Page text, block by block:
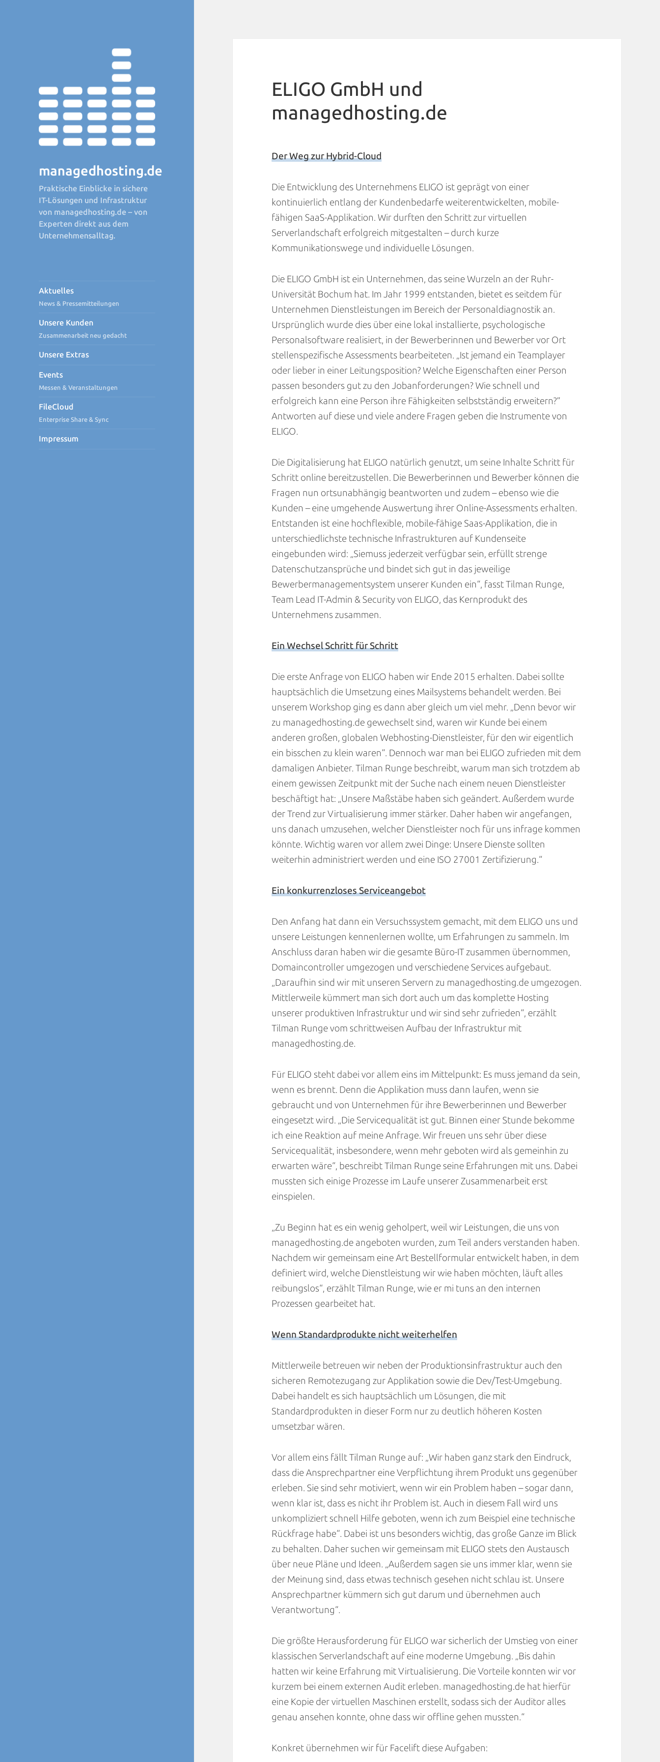
managedhosting.de
Praktische Einblicke in sichere
IT-Lösungen und Infrastruktur
von managedhosting.de – von
Experten direkt aus dem
Unternehmensalltag.
Aktuelles
News & Pressemitteilungen
Unsere Kunden
Zusammenarbeit neu gedacht
Unsere Extras
Events
Messen & Veranstaltungen
FileCloud
Enterprise Share & Sync
Impressum
ELIGO GmbH und
managedhosting.de
Der Weg zur Hybrid-Cloud
Die Entwicklung des Unternehmens ELIGO ist geprägt von einer
kontinuierlich entlang der Kundenbedarfe weiterentwickelten, mobile-
fähigen SaaS-Applikation. Wir durften den Schritt zur virtuellen
Serverlandschaft erfolgreich mitgestalten – durch kurze
Kommunikationswege und individuelle Lösungen.
Die ELIGO GmbH ist ein Unternehmen, das seine Wurzeln an der Ruhr-
Universität Bochum hat. Im Jahr 1999 entstanden, bietet es seitdem für
Unternehmen Dienstleistungen im Bereich der Personaldiagnostik an.
Ursprünglich wurde dies über eine lokal installierte, psychologische
Personalsoftware realisiert, in der Bewerberinnen und Bewerber vor Ort
stellenspezifische Assessments bearbeiteten. „Ist jemand ein Teamplayer
oder lieber in einer Leitungsposition? Welche Eigenschaften einer Person
passen besonders gut zu den Jobanforderungen? Wie schnell und
erfolgreich kann eine Person ihre Fähigkeiten selbstständig erweitern?”
Antworten auf diese und viele andere Fragen geben die Instrumente von
ELIGO.
Die Digitalisierung hat ELIGO natürlich genutzt, um seine Inhalte Schritt für
Schritt online bereitzustellen. Die Bewerberinnen und Bewerber können die
Fragen nun ortsunabhängig beantworten und zudem – ebenso wie die
Kunden – eine umgehende Auswertung ihrer Online-Assessments erhalten.
Entstanden ist eine hochflexible, mobile-fähige Saas-Applikation, die in
unterschiedlichste technische Infrastrukturen auf Kundenseite
eingebunden wird: „Siemuss jederzeit verfügbar sein, erfüllt strenge
Datenschutzansprüche und bindet sich gut in das jeweilige
Bewerbermanagementsystem unserer Kunden ein“, fasst Tilman Runge,
Team Lead IT-Admin & Security von ELIGO, das Kernprodukt des
Unternehmens zusammen.
Ein Wechsel Schritt für Schritt
Die erste Anfrage von ELIGO haben wir Ende 2015 erhalten. Dabei sollte
hauptsächlich die Umsetzung eines Mailsystems behandelt werden. Bei
unserem Workshop ging es dann aber gleich um viel mehr. „Denn bevor wir
zu managedhosting.de gewechselt sind, waren wir Kunde bei einem
anderen großen, globalen Webhosting-Dienstleister, für den wir eigentlich
ein bisschen zu klein waren“. Dennoch war man bei ELIGO zufrieden mit dem
damaligen Anbieter. Tilman Runge beschreibt, warum man sich trotzdem ab
einem gewissen Zeitpunkt mit der Suche nach einem neuen Dienstleister
beschäftigt hat: „Unsere Maßstäbe haben sich geändert. Außerdem wurde
der Trend zur Virtualisierung immer stärker. Daher haben wir angefangen,
uns danach umzusehen, welcher Dienstleister noch für uns infrage kommen
könnte. Wichtig waren vor allem zwei Dinge: Unsere Dienste sollten
weiterhin administriert werden und eine ISO 27001 Zertifizierung.“
Ein konkurrenzloses Serviceangebot
Den Anfang hat dann ein Versuchssystem gemacht, mit dem ELIGO uns und
unsere Leistungen kennenlernen wollte, um Erfahrungen zu sammeln. Im
Anschluss daran haben wir die gesamte Büro-IT zusammen übernommen,
Domaincontroller umgezogen und verschiedene Services aufgebaut.
„Daraufhin sind wir mit unseren Servern zu managedhosting.de umgezogen.
Mittlerweile kümmert man sich dort auch um das komplette Hosting
unserer produktiven Infrastruktur und wir sind sehr zufrieden“, erzählt
Tilman Runge vom schrittweisen Aufbau der Infrastruktur mit
managedhosting.de.
Für ELIGO steht dabei vor allem eins im Mittelpunkt: Es muss jemand da sein,
wenn es brennt. Denn die Applikation muss dann laufen, wenn sie
gebraucht und von Unternehmen für ihre Bewerberinnen und Bewerber
eingesetzt wird. „Die Servicequalität ist gut. Binnen einer Stunde bekomme
ich eine Reaktion auf meine Anfrage. Wir freuen uns sehr über diese
Servicequalität, insbesondere, wenn mehr geboten wird als gemeinhin zu
erwarten wäre“, beschreibt Tilman Runge seine Erfahrungen mit uns. Dabei
mussten sich einige Prozesse im Laufe unserer Zusammenarbeit erst
einspielen.
„Zu Beginn hat es ein wenig geholpert, weil wir Leistungen, die uns von
managedhosting.de angeboten wurden, zum Teil anders verstanden haben.
Nachdem wir gemeinsam eine Art Bestellformular entwickelt haben, in dem
definiert wird, welche Dienstleistung wir wie haben möchten, läuft alles
reibungslos“, erzählt Tilman Runge, wie er mi tuns an den internen
Prozessen gearbeitet hat.
Wenn Standardprodukte nicht weiterhelfen
Mittlerweile betreuen wir neben der Produktionsinfrastruktur auch den
sicheren Remotezugang zur Applikation sowie die Dev/Test-Umgebung.
Dabei handelt es sich hauptsächlich um Lösungen, die mit
Standardprodukten in dieser Form nur zu deutlich höheren Kosten
umsetzbar wären.
Vor allem eins fällt Tilman Runge auf: „Wir haben ganz stark den Eindruck,
dass die Ansprechpartner eine Verpflichtung ihrem Produkt uns gegenüber
erleben. Sie sind sehr motiviert, wenn wir ein Problem haben – sogar dann,
wenn klar ist, dass es nicht ihr Problem ist. Auch in diesem Fall wird uns
unkompliziert schnell Hilfe geboten, wenn ich zum Beispiel eine technische
Rückfrage habe“. Dabei ist uns besonders wichtig, das große Ganze im Blick
zu behalten. Daher suchen wir gemeinsam mit ELIGO stets den Austausch
über neue Pläne und Ideen. „Außerdem sagen sie uns immer klar, wenn sie
der Meinung sind, dass etwas technisch gesehen nicht schlau ist. Unsere
Ansprechpartner kümmern sich gut darum und übernehmen auch
Verantwortung“.
Die größte Herausforderung für ELIGO war sicherlich der Umstieg von einer
klassischen Serverlandschaft auf eine moderne Umgebung. „Bis dahin
hatten wir keine Erfahrung mit Virtualisierung. Die Vorteile konnten wir vor
kurzem bei einem externen Audit erleben. managedhosting.de hat hierfür
eine Kopie der virtuellen Maschinen erstellt, sodass sich der Auditor alles
genau ansehen konnte, ohne dass wir offline gehen mussten.“
Konkret übernehmen wir für Facelift diese Aufgaben: